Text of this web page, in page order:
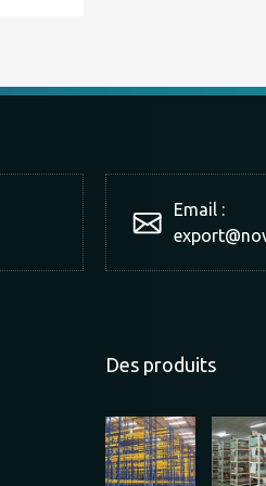
Email :
Des produits